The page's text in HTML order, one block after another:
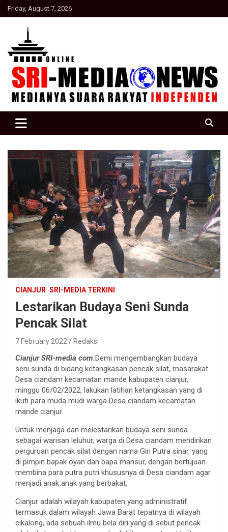
Skip
to
Friday, August 7, 2026
SRI Media news
CIANJUR SRI-MEDIA TERKINI
Lestarikan Budaya Seni Sunda
Pencak Silat
7 February 2022 Redaksi
Cianjur SRI-media com.Demi mengembangkan budaya
seni sunda di bidang ketangkasan pencak silat, masarakat
Desa ciandam kecamatan mande kabupaten cianjur,
minggu 06/02/2022, lakukan latihan ketangkasan yang di
ikuti para muda mudi warga Desa ciandam kecamatan
mande cianjur.
Untuk menjaga dan melestarikan budaya seni sunda
sebagai warisan leluhur, warga di Desa ciandam mendirikan
perguruan pencak silat dengan nama Giri Putra sinar, yang
di pimpin bapak oyan dan bapa mansur, dengan bertujuan
membina para putra putri khususnya di Desa ciandam agar
menjadi anak anak yang berbakat.
Cianjur adalah wilayah kabupaten yang administratif
termasuk dalam wilayah Jawa Barat tepatnya di wilayah
cikalong, ada sebuah ilmu bela diri yang di sebut pencak